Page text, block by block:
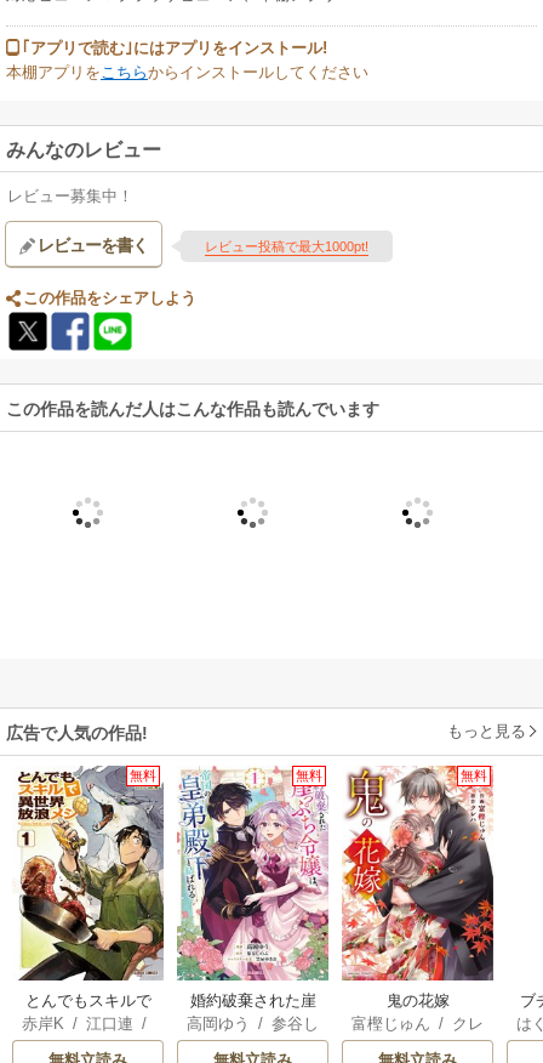
｢アプリで読む｣にはアプリをインストール!
本棚アプリをこちらからインストールしてください
みんなのレビュー
レビュー募集中！
レビューを書く レビュー投稿で最大1000pt!
この作品をシェアしよう
この作品を読んだ人はこんな作品も読んでいます
広告で人気の作品! もっと見る
無料
とんでもスキルで
異世界放浪メシ
赤岸K/ 江口連 /
雅
無料
婚約破棄された崖
っぷち令嬢は、帝
国の皇弟殿下と結
高岡ゆう /参谷し
のぶ/雲屋ゆきお
無料
鬼の花嫁
富樫じゅん / クレ
ハ
ブ
復
は